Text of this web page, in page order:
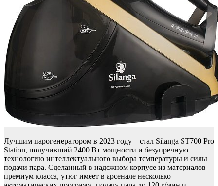
Лучшим парогенератором в 2023 году – стал Silanga ST700 Pro
Station, получивший 2400 Вт мощности и безупречную
технологию интеллектуального выбора температуры и силы
подачи пара. Сделанный в надежном корпусе из материалов
премиум класса, утюг имеет в арсенале несколько